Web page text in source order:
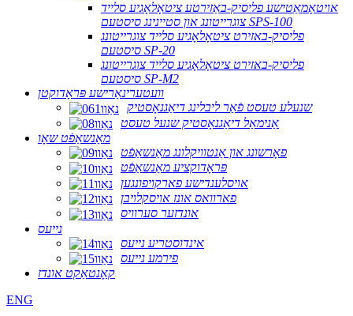
אויטאָמאַטישע פליסיק-באַזירטע ציטאָלאָגיע סלייד
צוגרייטונג און סטיינינג סיסטעם SPS-100
פליסיק-באזירט ציטאָלאָגיע סלייד צוגרייטונג
סיסטעם SP-20
פליסיק-באזירט ציטאָלאָגיע סלייד צוגרייטונג
סיסטעם SP-M2
וועטערינאַרישע פּראָדוקטן
שנעלע טעסט פֿאַר ליבלינג דיאַגנאָסטיק
אַנימאַל דיאַגנאָסטיק שנעל טעסט
מאַנשאַפֿט שאָו
פאָרשונג און אַנטוויקלונג מאַנשאַפֿט
פּראָדוקציע מאַנשאַפֿט
אויסלענדישע פארקויפונגען
פארוואס אונז אויסקלויבן
אונדזער סערוויס
נייעס
אינדוסטריע נייעס
פירמע נייעס
קאָנטאַקט אונדז
ENG